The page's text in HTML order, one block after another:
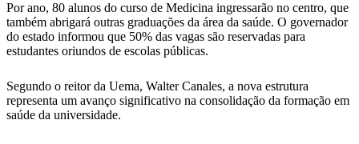
Por ano, 80 alunos do curso de Medicina ingressarão no centro, que
também abrigará outras graduações da área da saúde. O governador
do estado informou que 50% das vagas são reservadas para
estudantes oriundos de escolas públicas.
Segundo o reitor da Uema, Walter Canales, a nova estrutura
representa um avanço significativo na consolidação da formação em
saúde da universidade.